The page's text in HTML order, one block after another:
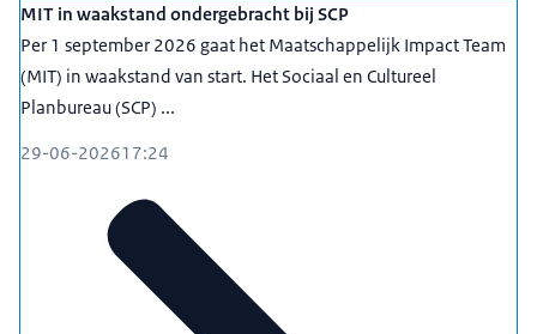
MIT in waakstand ondergebracht bij SCP
Per 1 september 2026 gaat het Maatschappelijk Impact Team
(MIT) in waakstand van start. Het Sociaal en Cultureel
Planbureau (SCP) ...
29-06-202617:24